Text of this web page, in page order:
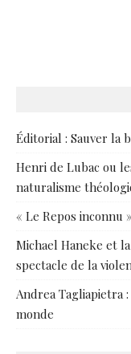
Éditorial : Sauver la
Henri de Lubac ou
naturalisme
« Le Repos inconnu
Michael Haneke et
spectacle de la
Andrea Tagliapietra
monde